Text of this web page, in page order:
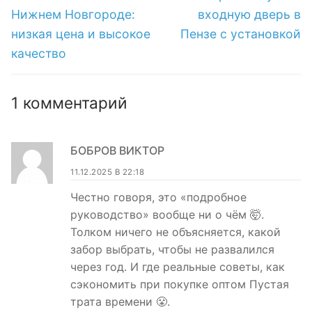
низкой цене в
интернет-
магазине
записям
запись:
Нижнем Новгороде:
низкая цена и высокое
качество
запись:входную дверь в
Пензе с установкой
1 комментарий
БОБРОВ ВИКТОР
11.12.2025 В 22:18
Честно говоря, это «подробное
руководство» вообще ни о чём 🤯.
Толком ничего не объясняется, какой
забор выбрать, чтобы не развалился
через год. И где реальные советы, как
сэкономить при покупке оптом Пустая
трата времени 😤.